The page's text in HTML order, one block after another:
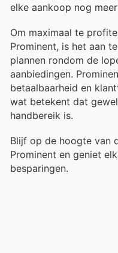
elke aankoop nog
Om maximaal te
Prominent, is het aan
plannen rondom de
aanbiedingen.
betaalbaarheid en
wat betekent dat
handbereik is.
Blijf op de hoogte van
Prominent en geniet
besparingen.